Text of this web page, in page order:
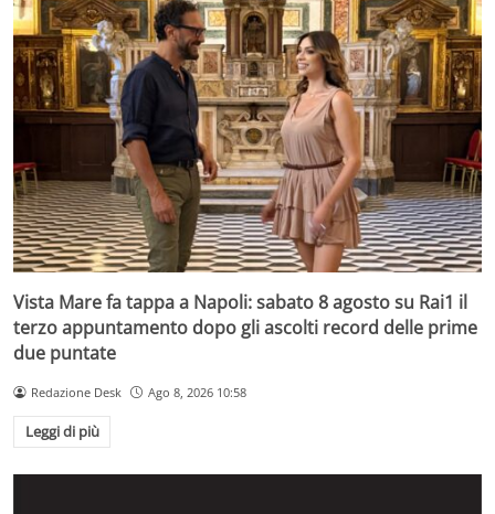
Vista Mare fa tappa a Napoli: sabato 8 agosto su Rai1 il
terzo appuntamento dopo gli ascolti record delle prime
due puntate
Redazione Desk Ago 8, 2026 10:58
Leggi di più